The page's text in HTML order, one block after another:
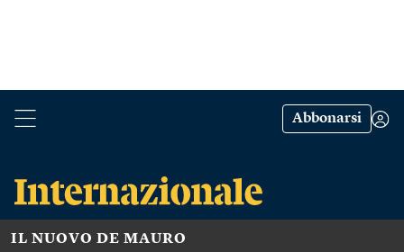
Abbonarsi
IL NUOVO DE MAURO